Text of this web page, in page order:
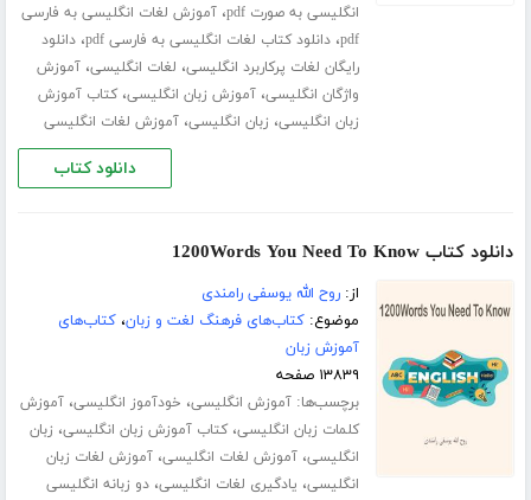
انگلیسی به صورت pdf
،آموزش لغات انگلیسی به فارسی
pdf،دانلود کتاب لغات انگلیسی به فارسی pdf ،دانلود
رایگان لغات پرکاربرد انگلیسی، لغات انگلیسی،آموزش
واژگان انگلیسی،آموزش زبان انگلیسی،کتاب آموزش
زبان انگلیسی، زبان انگلیسی،آموزش لغات انگلیسی
دانلود کتاب
دانلود کتاب 1200Words You Need To Know
از:روح الله یوسفی رامندی
موضوع:کتاب‌های فرهنگ لغت و زبان،کتاب‌های
آموزش زبان
۱۳۸۳۹ صفحه
برچسب‌ها:آموزش انگلیسی، خودآموز انگلیسی،آموزش
کلمات زبان انگلیسی،کتاب آموزش زبان انگلیسی، زبان
انگلیسی،آموزش لغات انگلیسی،آموزش لغات زبان
انگلیسی، یادگیری لغات انگلیسی،دو زبانه انگلیسی